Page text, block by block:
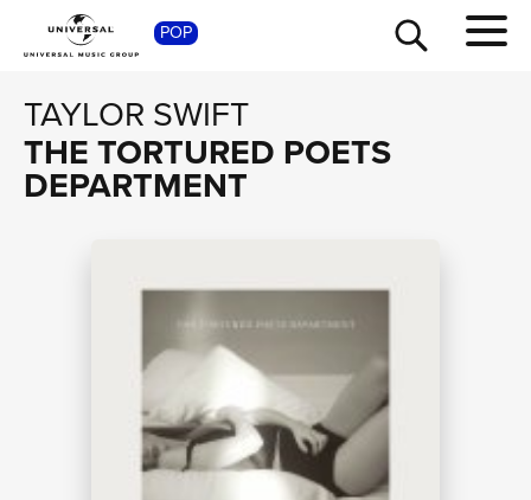
POP
TAYLOR SWIFT
THE TORTURED POETS
DEPARTMENT
TOUR